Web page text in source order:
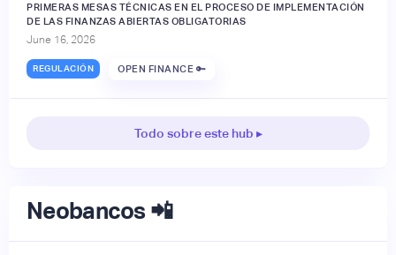
PRIMERAS MESAS TÉCNICAS EN EL PROCESO DE IMPLEMENTACIÓN
DE LAS FINANZAS ABIERTAS OBLIGATORIAS
June 16, 2026
REGULACIÓN OPEN FINANCE 🔑
Todo sobre este hub ▸
Neobancos 📲